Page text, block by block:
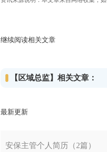
继续阅读相关文章
【区域总监】相关文章：
最新更新
安保主管个人简历（2篇）